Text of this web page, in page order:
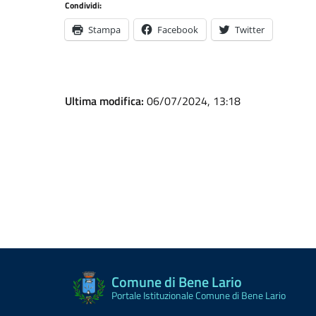
Condividi:
Stampa Facebook Twitter
Ultima modifica: 06/07/2024, 13:18
Comune di Bene Lario
Portale Istituzionale Comune di Bene Lario